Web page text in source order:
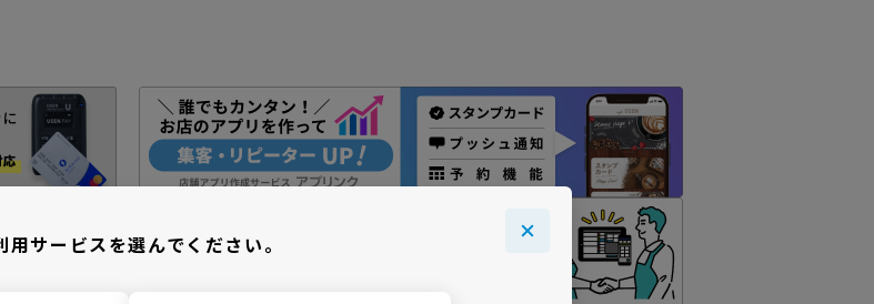
用サービスを選んでください。